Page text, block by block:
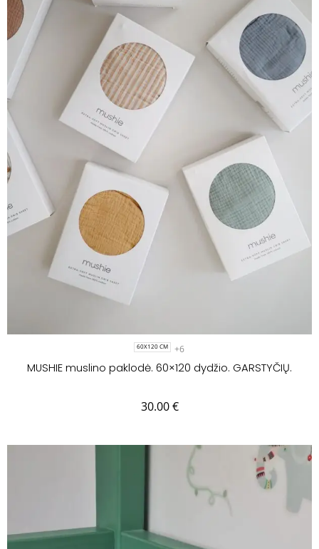
60X120 CM +6
MUSHIE muslino paklodė. 60×120 dydžio. GARSTYČIŲ.
30.00€